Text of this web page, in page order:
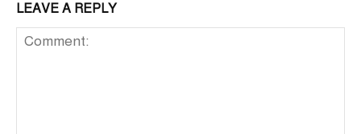
LEAVE A REPLY